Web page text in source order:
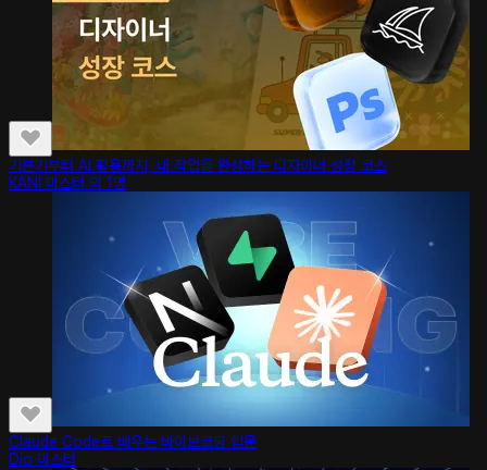
기본기부터 AI 활용까지, 내 작업을 완성하는 디자이너 성장 코스
KANI 마스터 외 1명
Claude Code로 배우는 바이브코딩 입문
Dio 마스터